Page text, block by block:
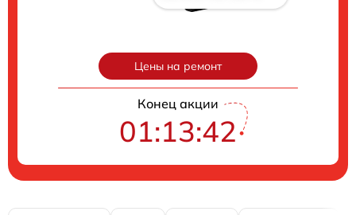
Цены на ремонт
Конец акции
01:13:41